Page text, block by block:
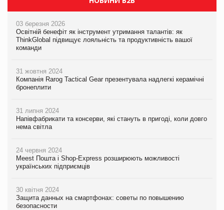
03 березня 2026
Освітній бенефіт як інструмент утримання талантів: як
ThinkGlobal підвищує лояльність та продуктивність вашої
команди
31 жовтня 2024
Компанія Rarog Tactical Gear презентувала надлегкі керамічні
бронеплити
31 липня 2024
Напівфабрикати та консерви, які стануть в пригоді, коли довго
нема світла
24 червня 2024
Meest Пошта і Shop-Express розширюють можливості
українських підприємців
30 квітня 2024
Защита данных на смартфонах: советы по повышению
безопасности